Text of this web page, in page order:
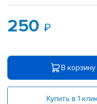
250
В корзину
Купить в 1